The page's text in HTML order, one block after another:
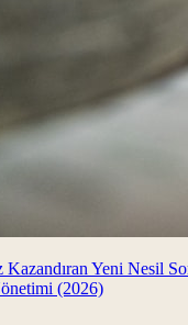
Kazandıran Yeni Nesil
(2026)